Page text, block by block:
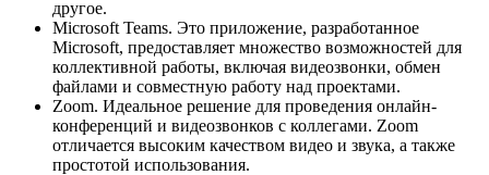
другое.
Microsoft Teams. Это приложение, разработанное
Microsoft, предоставляет множество возможностей для
коллективной работы, включая видеозвонки, обмен
файлами и совместную работу над проектами.
Zoom. Идеальное решение для проведения онлайн-
конференций и видеозвонков с коллегами. Zoom
отличается высоким качеством видео и звука, а также
простотой использования.